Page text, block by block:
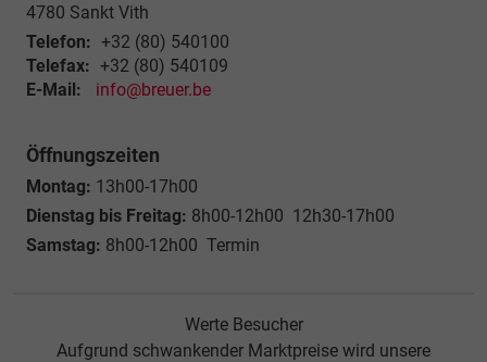
4780 Sankt Vith
Telefon: +32 (80) 540100
Telefax: +32 (80) 540109
E-Mail:
info@breuer.be
Öffnungszeiten
Montag: 13h00-17h00
Dienstag bis Freitag: 8h00-12h00 12h30-17h00
Samstag: 8h00-12h00 Termin
Werte Besucher
Aufgrund schwankender Marktpreise wird unsere